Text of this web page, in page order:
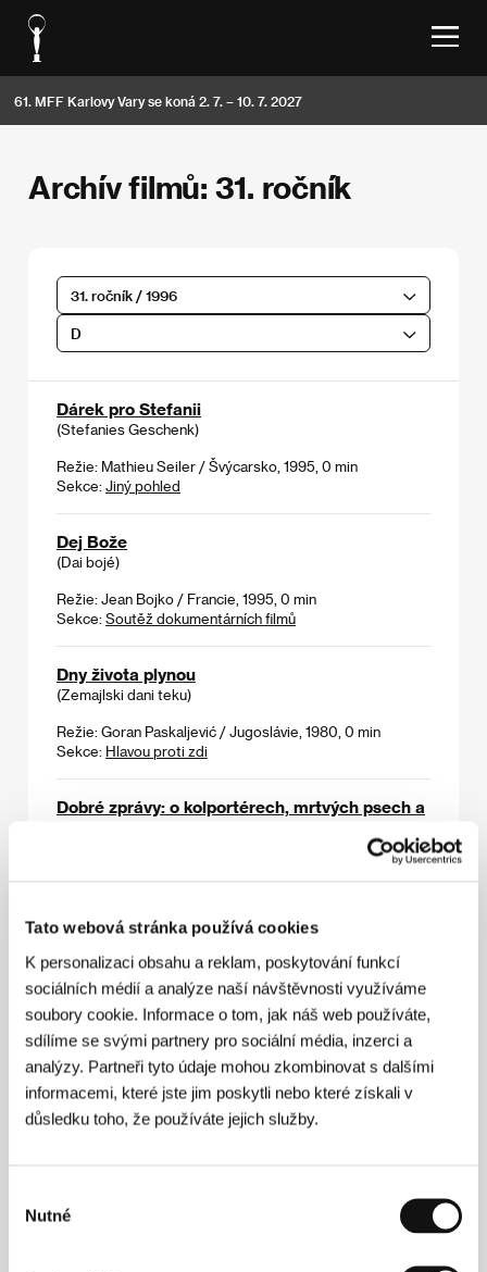
Tato webová stránka používá cookies
K personalizaci obsahu a reklam, poskytování funkcí
sociálních médií a analýze naší návštěvnosti využíváme
soubory cookie. Informace o tom, jak náš web používáte,
sdílíme se svými partnery pro sociální média, inzerci a
analýzy. Partneři tyto údaje mohou zkombinovat s dalšími
informacemi, které jste jim poskytli nebo které získali v
důsledku toho, že používáte jejich služby.
souhlasu
Nutné
61. MFF Karlovy Vary se koná 2. 7. – 10. 7. 2027
Archív filmů: 31. ročník
31. ročník / 1996
D
Dárek pro Stefanii
(Stefanies Geschenk)
Režie: Mathieu Seiler / Švýcarsko, 1995, 0 min
Sekce: Jiný pohled
Dej Bože
(Dai bojé)
Režie: Jean Bojko / Francie, 1995, 0 min
Sekce: Soutěž dokumentárních filmů
Dny života plynou
(Zemajlski dani teku)
Režie: Goran Paskaljević / Jugoslávie, 1980, 0 min
Sekce: Hlavou proti zdi
Dobré zprávy: o kolportérech, mrtvých psech a
(Good News: von Kolporteuren, toten Hunden und
Sekce:Fórum nezávislých
Drahý Mistře: Josip Plečnik - architekt
Pražského hradu
(Drahý Mistře: Josip Plečnik - architekt Pražského hradu)
Režie: Pavel Koutecký / Česká republika, 1996, 0 min
Sekce:Soutěž dokumentárních filmů
Džentlemenská dohoda
Sekce: